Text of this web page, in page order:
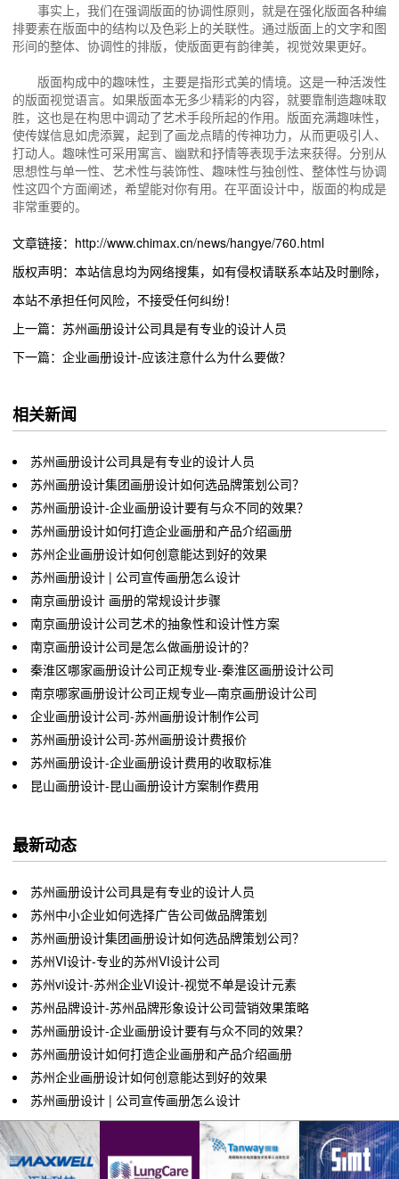
事实上，我们在强调版面的协调性原则，就是在强化版面各种编
排要素在版面中的结构以及色彩上的关联性。通过版面上的文字和图
形间的整体、协调性的排版，使版面更有韵律美，视觉效果更好。
版面构成中的趣味性，主要是指形式美的情境。这是一种活泼性
的版面视觉语言。如果版面本无多少精彩的内容，就要靠制造趣味取
胜，这也是在构思中调动了艺术手段所起的作用。版面充满趣味性，
使传媒信息如虎添翼，起到了画龙点睛的传神功力，从而更吸引人、
打动人。趣味性可采用寓言、幽默和抒情等表现手法来获得。分别从
思想性与单一性、艺术性与装饰性、趣味性与独创性、整体性与协调
性这四个方面阐述，希望能对你有用。在平面设计中，版面的构成是
非常重要的。
文章链接：http://www.chimax.cn/news/hangye/760.html
版权声明：本站信息均为网络搜集，如有侵权请联系本站及时删除，
本站不承担任何风险，不接受任何纠纷！
上一篇：苏州画册设计公司具是有专业的设计人员
下一篇：企业画册设计-应该注意什么为什么要做？
相关新闻
苏州画册设计公司具是有专业的设计人员
苏州画册设计集团画册设计如何选品牌策划公司？
苏州画册设计-企业画册设计要有与众不同的效果？
苏州画册设计如何打造企业画册和产品介绍画册
苏州企业画册设计如何创意能达到好的效果
苏州画册设计 | 公司宣传画册怎么设计
南京画册设计 画册的常规设计步骤
南京画册设计公司艺术的抽象性和设计性方案
南京画册设计公司是怎么做画册设计的？
秦淮区哪家画册设计公司正规专业-秦淮区画册设计公司
南京哪家画册设计公司正规专业—南京画册设计公司
企业画册设计公司-苏州画册设计制作公司
苏州画册设计公司-苏州画册设计费报价
苏州画册设计-企业画册设计费用的收取标准
昆山画册设计-昆山画册设计方案制作费用
最新动态
苏州画册设计公司具是有专业的设计人员
苏州中小企业如何选择广告公司做品牌策划
苏州画册设计集团画册设计如何选品牌策划公司？
苏州VI设计-专业的苏州VI设计公司
苏州vi设计-苏州企业VI设计-视觉不单是设计元素
苏州品牌设计-苏州品牌形象设计公司营销效果策略
苏州画册设计-企业画册设计要有与众不同的效果？
苏州画册设计如何打造企业画册和产品介绍画册
苏州企业画册设计如何创意能达到好的效果
苏州画册设计 | 公司宣传画册怎么设计